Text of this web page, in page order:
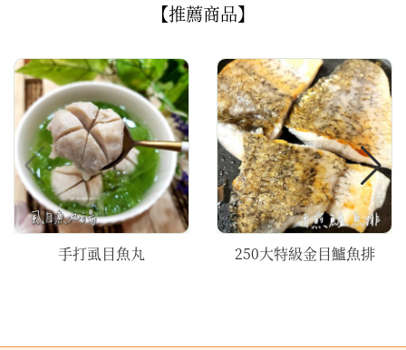
【推薦商品】
手打虱目魚丸 250大特級金目鱸魚排